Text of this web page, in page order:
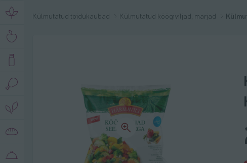
Külmutatud toidukaubad Külmutatud köögiviljad, marjad